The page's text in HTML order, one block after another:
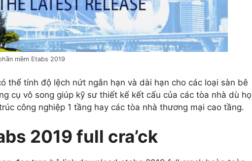
mềm Etabs 2019
thể tính độ lệch nứt ngắn hạn và dài hạn cho các loại sàn bê
cụ vô song giúp kỹ sư thiết kế kết cấu của các tòa nhà dù họ
công nghiệp 1 tầng hay các tòa nhà thương mại cao tầng.
2019 full cra’ck